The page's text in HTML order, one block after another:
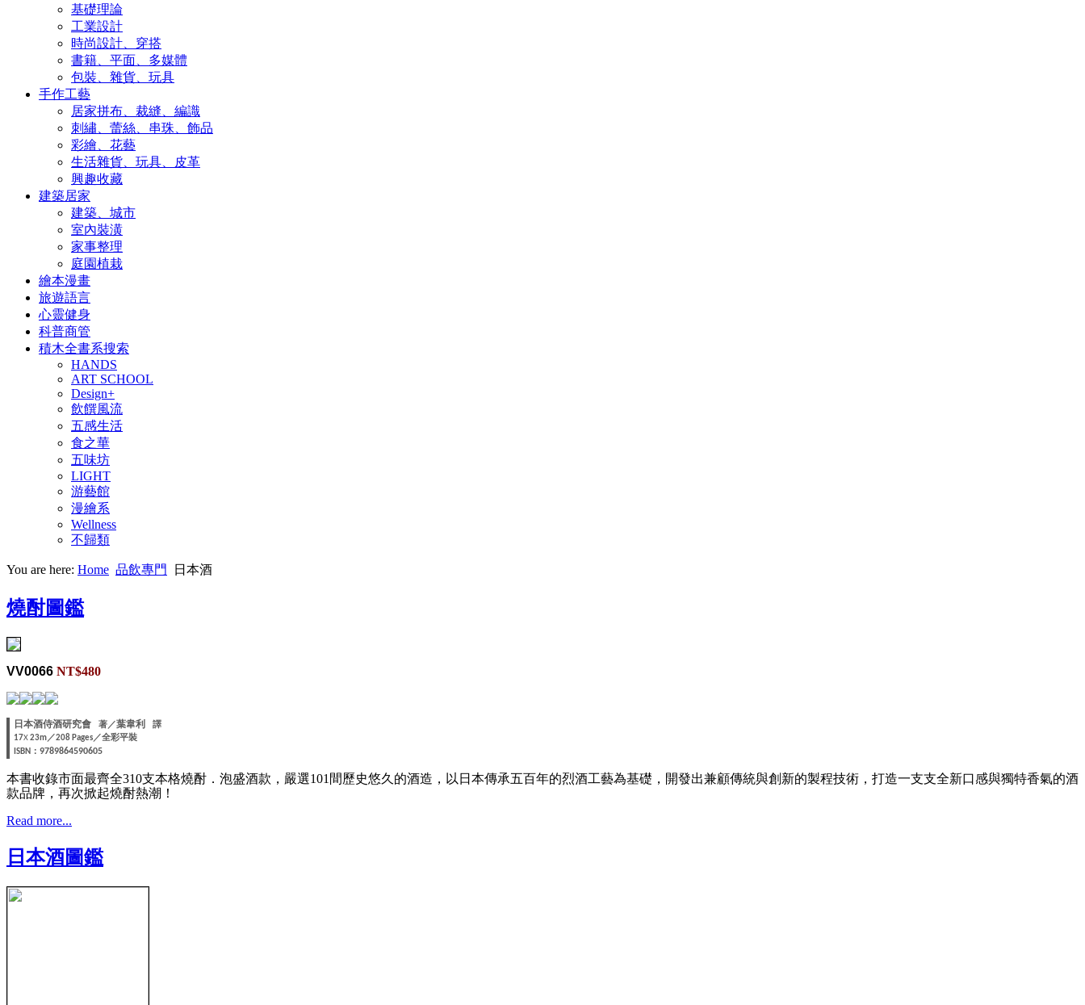
基礎理論
工業設計
時尚設計、穿搭
書籍、平面、多媒體
包裝、雜貨、玩具
手作工藝
居家拼布、裁縫、編識
刺繡、蕾絲、串珠、飾品
彩繪、花藝
生活雜貨、玩具、皮革
興趣收藏
建築居家
建築、城市
室內裝潢
家事整理
庭園植栽
繪本漫畫
旅遊語言
心靈健身
科普商管
積木全書系搜索
HANDS
ART SCHOOL
Design+
飲饌風流
五感生活
食之華
五味坊
LIGHT
游藝館
漫繪系
Wellness
不歸類
You are here: Home 品飲專門 日本酒
燒酎圖鑑
VV0066 NT$480
日本酒侍酒研究會 著／葉韋利
譯
17X23m／208 Pages／全彩平裝
ISBN ：9789864590605
本書收錄市面最齊全310支本格燒酎．泡盛酒款，嚴選101間歷史悠久的酒造，以日本傳承五百年的烈酒工藝為基礎，開發出兼顧傳統與創新的製程技術，打造一支支全新口感與獨特香氣的酒
款品牌，再次掀起燒酎熱潮！
Read more...
日本酒圖鑑